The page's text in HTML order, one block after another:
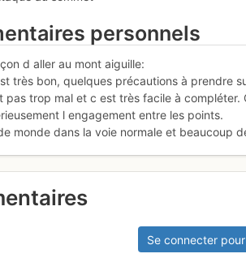
personnels
d aller au mont aiguille:
très bon, quelques précautions à prendre
pas trop mal et c est très facile à
l engagement entre les points.
monde dans la voie normale et beaucoup
Se connecter